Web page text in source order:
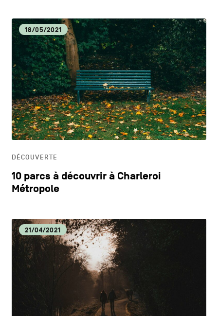
18/05/2021
DÉCOUVERTE
10 parcs à découvrir à Charleroi
Métropole
21/04/2021